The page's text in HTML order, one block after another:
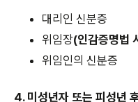
대리인 신분증
위임장(인감증명법
위임인의 신분증
4. 미성년자 또는 피성년